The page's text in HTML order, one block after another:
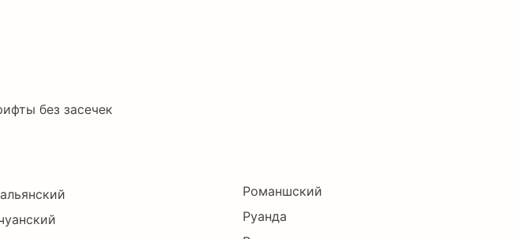
без засечек
Романшский
Руанда